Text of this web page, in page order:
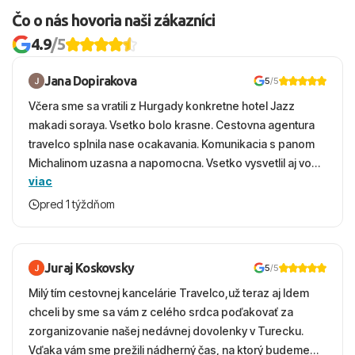
Čo o nás hovoria naši zákazníci
4.9/5
Jana Dopirakova 5/5
Včera sme sa vratili z Hurgady konkretne hotel Jazz
makadi soraya. Vsetko bolo krasne. Cestovna agentura
travelco splnila nase ocakavania. Komunikacia s panom
Michalinom uzasna a napomocna. Vsetko vysvetlil aj vo
vecernych hodinach zaco sa ospravedlnujem. Hotel
krasny, cisty. Sluzby top. Strava, prostredie, more,
viac
pred 1 týždňom
Juraj Koskovsky 5/5
Milý tím cestovnej kancelárie Travelco,už teraz aj Idem
chceli by sme sa vám z celého srdca poďakovať za
zorganizovanie našej nedávnej dovolenky v Turecku.
Vďaka vám sme prežili nádherný čas, na ktorý budeme